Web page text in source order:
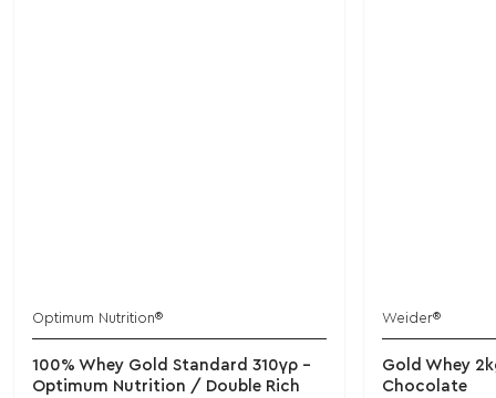
Optimum Nutrition®
100% Whey Gold Standard 310γρ -
Optimum Nutrition / Double Rich
Weider®
Gold Whey
Chocolate